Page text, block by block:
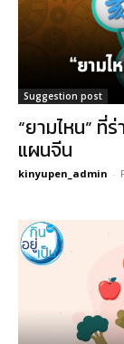
Suggestion post
“ยามไหน”
แผนจีน
kinyupen_admin -